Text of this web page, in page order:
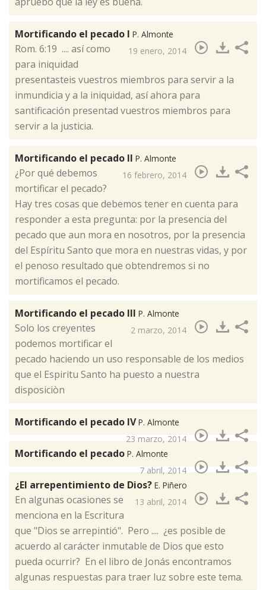
Mortificando el pecado I P. Almonte
19 enero, 2014
​Rom. 6:19 .... así como
para iniquidad
presentasteis vuestros miembros para servir a la
inmundicia y a la iniquidad, así ahora para
santificación presentad vuestros miembros para
servir a la justicia.
Mortificando el pecado II P. Almonte
16 febrero, 2014
¿Por qué debemos
mortificar el pecado?
Hay tres cosas que debemos tener en cuenta para
responder a esta pregunta: por la presencia del
pecado que aun mora en nosotros, por la presencia
del Espíritu Santo que mora en nuestras vidas, y por
el penoso resultado que obtendremos si no
mortificamos el pecado.
Mortificando el pecado III P. Almonte
2 marzo, 2014
​Solo los creyentes
podemos mortificar el
pecado haciendo un uso responsable de los medios
que el Espiritu Santo ha puesto a nuestra
disposiciòn
Mortificando el pecado IVP. Almonte
23 marzo, 2014
Mortificando el pecado P. Almonte
7 abril, 2014
¿El arrepentimiento de Dios? E. Piñero
13 abril, 2014
​En algunas ocasiones se
menciona en la Escritura
que "Dios se arrepintió". Pero .... ¿es posible de
acuerdo al carácter inmutable de Dios que esto
pueda ocurrir? En el libro de Jonás encontramos
algunas respuestas para traer luz sobre este tema.